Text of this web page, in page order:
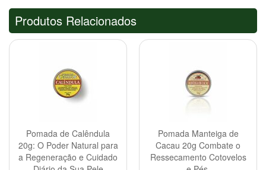
Produtos Relacionados
Pomada de Calêndula
20g: O Poder Natural para
a Regeneração e Cuidado
Pomada Manteiga de
Cacau 20g Combate o
Ressecamento Cotovelos